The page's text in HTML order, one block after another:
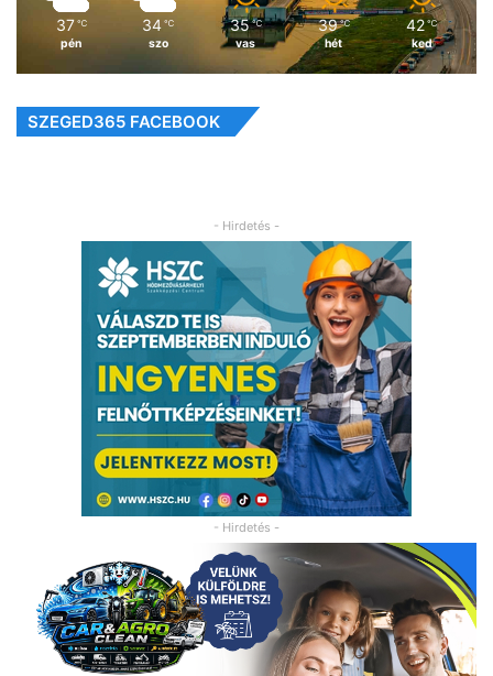
37 ℃
pén
34 ℃
szo
35 ℃
vas
39 ℃
hét
42 ℃
ked
SZEGED365 FACEBOOK
- Hirdetés -
- Hirdetés -